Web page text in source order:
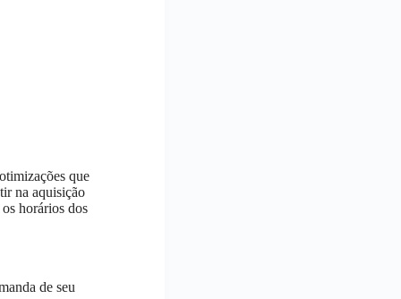
que
na aquisição
horários dos
de seu